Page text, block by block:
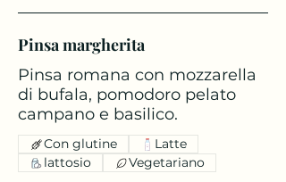
Pinsa margherita
Pinsa romana con mozzarella
di bufala, pomodoro pelato
campano e basilico.
Con glutine
Latte
lattosio
Vegetariano